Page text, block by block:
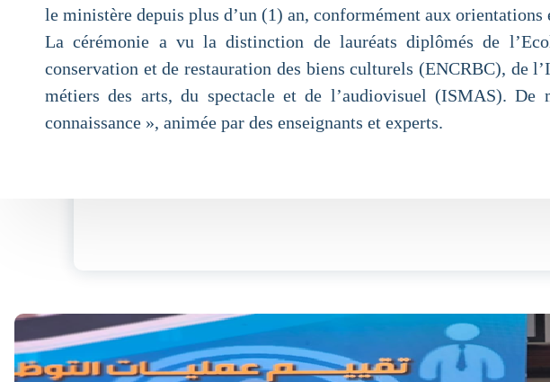
le ministère depuis plus d’un (1) an, conformément aux orientations
La cérémonie a vu la distinction de lauréats diplômés de
conservation et de restauration des biens culturels (ENCRBC), de
métiers des arts, du spectacle et de l’audiovisuel (ISMAS). De
connaissance », animée par des enseignants et experts.